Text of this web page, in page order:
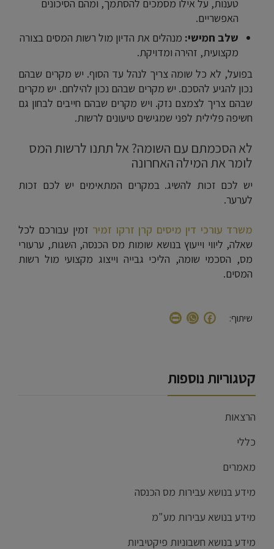
טענות, על אילו מסמכים להסתמך, ומהם הסיכונים
האפשריים.
שלב חמישי: מנהלים את הדיון מול רשות המסים בצורה
מקצועית, זהירה ומדויקת.
בפועל, לא כל שומה צריך לנהל עד הסוף. יש מקרים שבהם
נכון להגיע להסכם. יש מקרים שבהם נכון להילחם. יש מקרים
שבהם צריך לצמצם נזק. ויש מקרים שבהם חייבים לבחון גם
חשיפה פלילית לפני שמגישים טיעונים לרשות.
לא הסכמתם עם השומה? אל תתנו לרשות המס
לומר את המילה האחרונה
יש לכם זכות להשיג. במקרים המתאימים יש לכם זכות
לערער.
משרד עורכי דין מיסים קרן זרקו זמיר זמין עבורכם לכל
שאלה, ליווי וייעוץ בנושא שומות מס הכנסה, השגות, ערעורי
מס, הסכמי שומה, הליכי גבייה וייצוג מקצועי מול רשות
המסים.
שיתוף: Facebook
WhatsApp
קטגוריות נוספות
הרצאות
כללי
מאמרים
מידע בנושא עבירות מס הכנסה
מידע בנושא עבירות מע"מ
מידע בנושא חשבוניות פיקטיביות